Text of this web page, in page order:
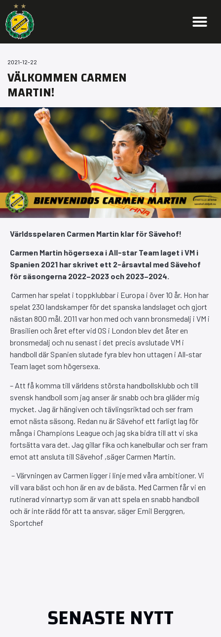
2021-12-22
VÄLKOMMEN CARMEN
MARTIN!
Världsspelaren Carmen Martin klar för Sävehof!
Carmen Martin högersexa i All-star Team laget i VM i
Spanien 2021 har skrivet ett 2-årsavtal med Sävehof
för säsongerna 2022–2023 och 2023–2024.
Carmen har spelat i toppklubbar i Europa i över 10 år. Hon har
spelat 230 landskamper för det spanska landslaget och gjort
nästan 800 mål. 2011 var hon med och vann bronsmedalj i VM i
Brasilien och året efter vid OS i London blev det åter en
bronsmedalj och nu senast i det precis avslutade VM i
handboll där Spanien slutade fyra blev hon uttagen i All-star
Team laget som högersexa.
– Att få komma till världens största handbollsklubb och till
svensk handboll som jag anser är snabb och bra gläder mig
mycket. Jag är hängiven och tävlingsriktad och ser fram
emot nästa säsong. Redan nu är Sävehof ett farligt lag för
många i Champions League och jag ska bidra till att vi ska
fortsätta vara det. Jag gillar fika och kanelbullar och ser fram
emot att ansluta till Sävehof ,säger Carmen Martin.
– Värvningen av Carmen ligger i linje med våra ambitioner. Vi
vill vara bäst och hon är en av de bästa. Med Carmen får vi en
rutinerad vinnartyp som är van att spela en snabb handboll
och är inte rädd för att ta ansvar, säger Emil Berggren,
Sportchef
SENASTE NYTT